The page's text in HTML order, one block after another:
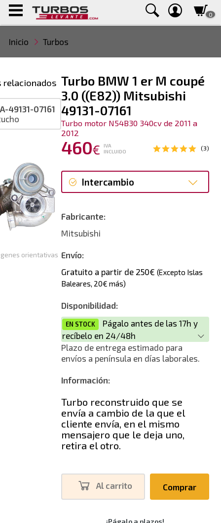
0
Inicio Turbos
Turbo BMW 1 er M coupé
3.0 ((E82)) Mitsubishi
49131-07161
Turbo motor N54B30 340cv de 2011 a
2012
460€
IVA
INCLUIDO
(3)
Intercambio
Reconstrucción
Fabricante:
Mitsubishi
Envío:
Gratuito a partir de 250€ (Excepto Islas
Baleares, 20€ más)
Disponibilidad:
EN STOCK
Págalo antes de las 17h y
recíbelo en 24/48h
Plazo de entrega estimado para
envíos a península en días laborales.
Información:
Turbo reconstruido que se
envía a cambio de la que el
cliente envía, en el mismo
mensajero que le deja uno,
retira el otro.
Al carrito Comprar
orientativas
relacionados
49131-07161